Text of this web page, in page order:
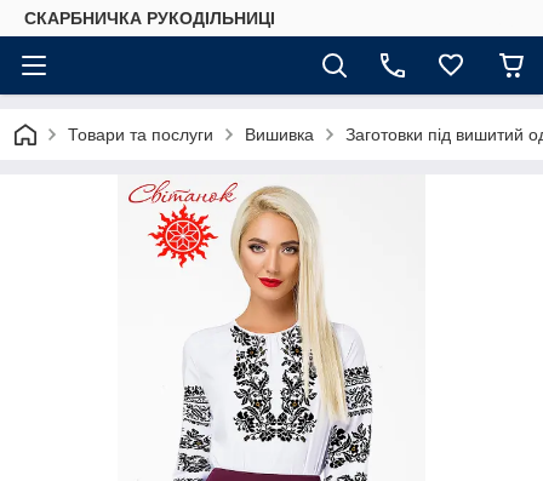
СКАРБНИЧКА РУКОДІЛЬНИЦІ
Товари та послуги Вишивка Заготовки під вишитий